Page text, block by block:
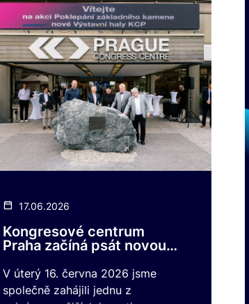
17.06.2026
Kongresové centrum
Praha začíná psát novou
kapitolu!
V úterý 16. června 2026 jsme
společně zahájili jednu z